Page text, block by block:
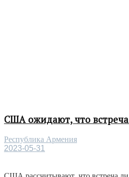
США ожидают, что
Республика Армения
2023-05-31